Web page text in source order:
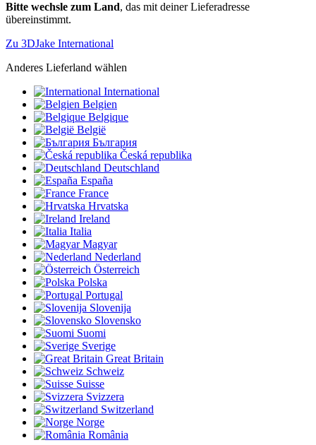
Bitte wechsle zum Land, das mit deiner Lieferadresse
übereinstimmt.
Zu 3DJake International
Anderes Lieferland wählen
International
Belgien
Belgique
België
България
Česká republika
Deutschland
España
France
Hrvatska
Ireland
Italia
Magyar
Nederland
Österreich
Polska
Portugal
Slovenija
Slovensko
Suomi
Sverige
Great Britain
Schweiz
Suisse
Svizzera
Switzerland
Norge
România